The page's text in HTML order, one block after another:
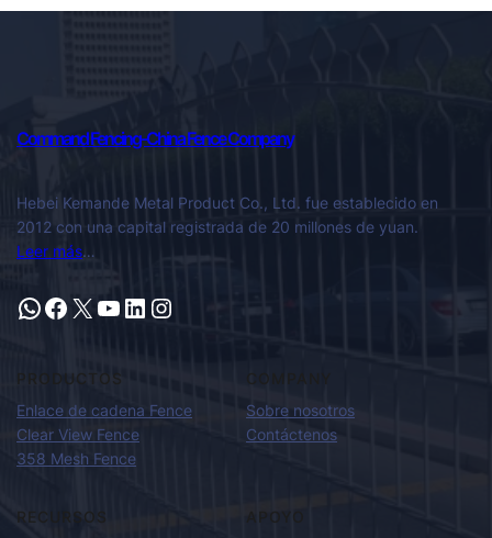
Command Fencing-China Fence Company
Hebei Kemande Metal Product Co., Ltd. fue establecido en
2012 con una capital registrada de 20 millones de yuan.
Leer más…
PRODUCTOS
Enlace de cadena Fence
Clear View Fence
358 Mesh Fence
COMPANY
Sobre nosotros
Contáctenos
RECURSOS APOYO